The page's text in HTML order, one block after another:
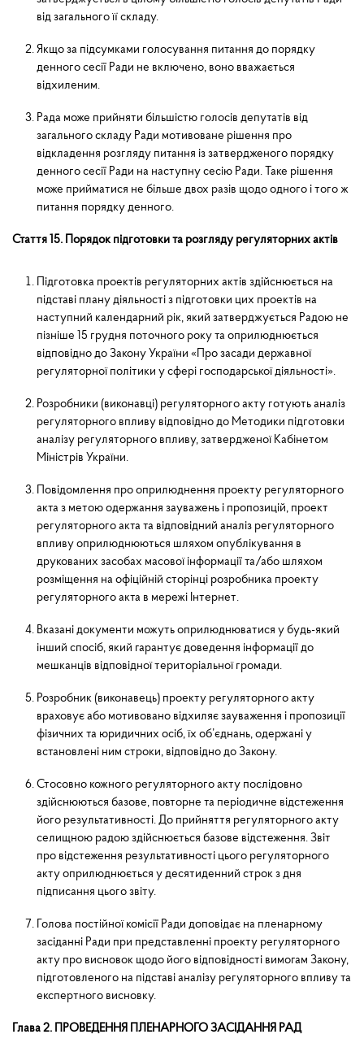
від загального її складу.
Якщо за підсумками голосування питання до порядку
денного сесії Ради не включено, воно вважається
відхиленим.
Рада може прийняти більшістю голосів депутатів від
загального складу Ради мотивоване рішення про
відкладення розгляду питання із затвердженого порядку
денного сесії Ради на наступну сесію Ради. Таке рішен­ня
може прийматися не більше двох разів щодо одного і того ж
питання порядку денного.
Стаття 15. Порядок підготовки та розгляду регуляторних актів
Підготовка проектів регуляторних актів здійснюється на
підставі плану діяльності з підготовки цих про­ектів на
наступний календарний рік, який затверджується Радою не
пізніше 15 грудня поточного року та опри­люднюється
відповідно до Закону України «Про засади державної
регуляторної політики у сфері господарської діяльності».
Розробники (виконавці) регуляторного акту готують аналіз
регуляторного впливу відповідно до Методики підготовки
аналізу регуляторного впливу, затвердженої Кабінетом
Міністрів України.
Повідомлення про оприлюднення проекту регуляторного
акта з метою одержання зауважень і пропозицій, проект
регуляторного акта та відповідний аналіз регуляторного
впливу оприлюднюються шляхом опублікування в
друкованих засобах масової інформації та/або шляхом
розміщення на офіційній сторінці розробника проекту
регуляторного акта в мережі Інтернет.
Вказані документи можуть оприлюднюватися у будь-який
інший спосіб, який гарантує доведення інформації до
мешканців відповідної територіальної громади.
Розробник (виконавець) проекту регуляторного акту
враховує або мотивовано відхиляє зауваження і пропозиції
фізичних та юридичних осіб, їх об’єднань, одержані у
встановлені ним строки, відповідно до Закону.
Стосовно кожного регуляторного акту послідовно
здійснюються базове, повторне та періодичне відстеження
його результативності. До прийняття регуляторного акту
селищною радою здійсню­ється базове відстеження. Звіт
про відстеження результативності цього регуляторного
акту оприлюднюється у десятиденний строк з дня
підписання цього звіту.
Голова постійної комісії Ради доповідає на пленарному
засіданні Ради при представленні проекту регуляторного
акту про висновок щодо його відповідності вимогам Закону,
підготовленого на підставі аналізу регуляторного впливу та
експертного висновку.
Глава 2. ПРОВЕДЕННЯ ПЛЕНАРНОГО ЗАСІДАННЯ РАД